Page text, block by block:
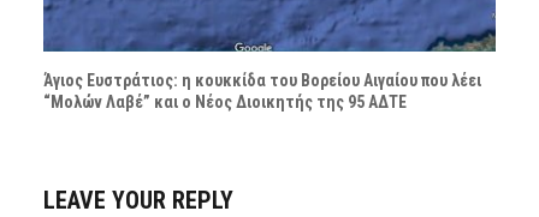
Άγιος Ευστράτιος: η κουκκίδα του Βορείου Αιγαίου που λέει
“Μολών Λαβέ” και ο Νέος Διοικητής της 95 ΑΔΤΕ
LEAVE YOUR REPLY